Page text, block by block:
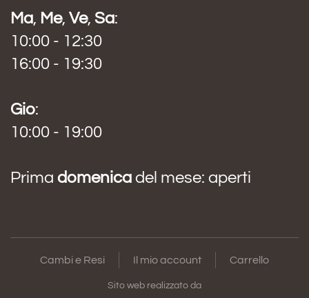
Ma, Me, Ve, Sa:
10:00 - 12:30
16:00 - 19:30
Gio:
10:00 - 19:00
Prima domenica del mese: aperti
Cambi e Resi Il mio account Carrello
Sito web realizzato da